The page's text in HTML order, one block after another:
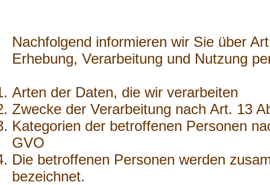
Nachfolgend informieren wir Sie über
Erhebung, Verarbeitung und Nutzung
Arten der Daten, die wir verarbeiten
Zwecke der Verarbeitung nach Art. 13
Kategorien der betroffenen Personen
GVO
Die betroffenen Personen werden
bezeichnet.